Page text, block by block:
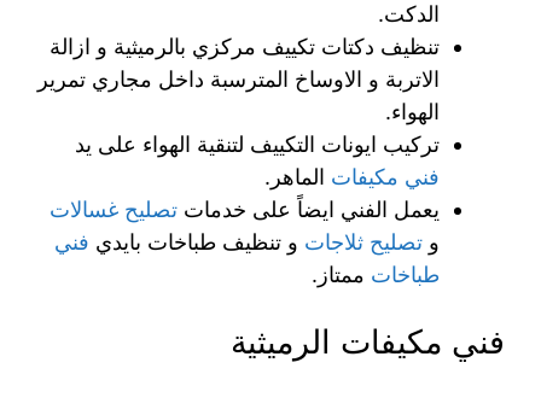
الدكت.
تنظيف دكتات تكييف مركزي بالرميثية و ازالة
الاتربة و الاوساخ المترسبة داخل مجاري تمرير
الهواء.
تركيب ايونات التكييف لتنقية الهواء على يد
فني مكيفات الماهر.
يعمل الفني ايضاً على خدمات تصليح غسالات
و تصليح ثلاجات و تنظيف طباخات بايدي فني
طباخات ممتاز.
فني مكيفات الرميثية